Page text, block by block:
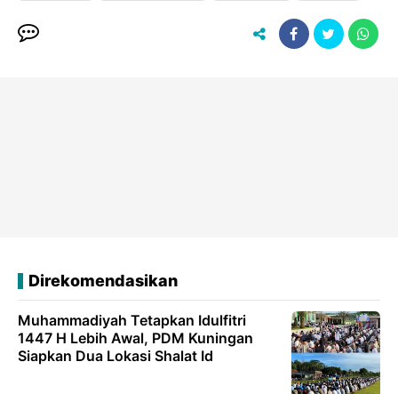
Direkomendasikan
Muhammadiyah Tetapkan Idulfitri
1447 H Lebih Awal, PDM Kuningan
Siapkan Dua Lokasi Shalat Id